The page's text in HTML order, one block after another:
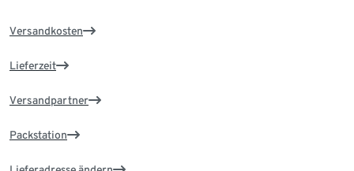
Versandkosten
Lieferzeit
Versandpartner
Packstation